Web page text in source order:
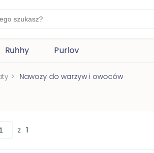
Ruhhy Purlov
> Nawozy do warzyw i owoców
z 1